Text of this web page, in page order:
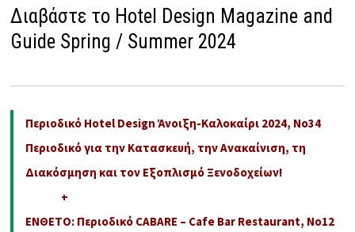
Διαβάστε το Hotel Design Magazine and
Guide Spring / Summer 2024
Περιοδικό Hotel Design Άνοιξη-Καλοκαίρι 2024, No34
Περιοδικό για την Κατασκευή, την Ανακαίνιση, τη
Διακόσμηση και τον Εξοπλισμό Ξενοδοχείων!
+
ΕΝΘΕΤΟ: Περιοδικό CABARE – Cafe Bar Restaurant, No12